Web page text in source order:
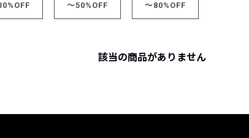
ウィークリーコーデ
～50%OFF ～80%OFF
該当の商品がありません